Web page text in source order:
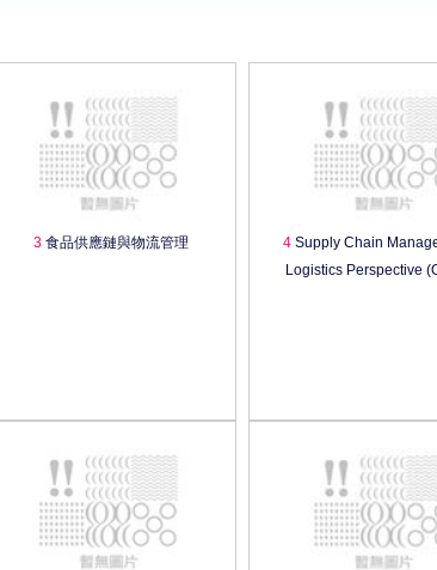
3 食品供應鏈與物流管理 4 Supply Chain
Logistics Perspective